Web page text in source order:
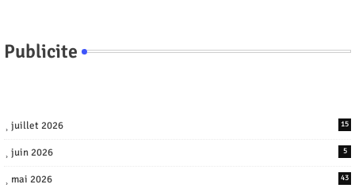
Publicite
juillet 2026 15
juin 2026 5
mai 2026 43